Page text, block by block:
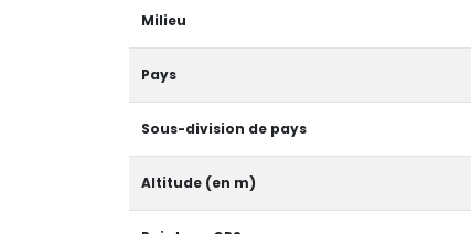
Milieu
Pays
Sous-division de pays
Altitude (en m)